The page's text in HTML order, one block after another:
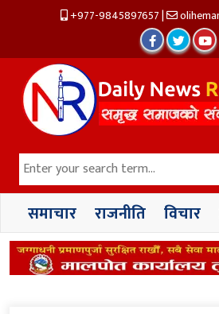
+977-9845897657|
समाचार राजनीति विचार